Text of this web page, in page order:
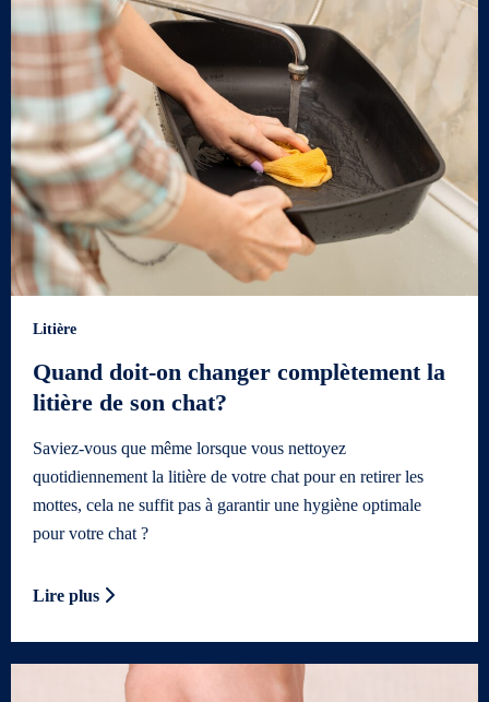
Litière
Quand doit-on changer complètement la
litière de son chat?
Saviez-vous que même lorsque vous nettoyez
quotidiennement la litière de votre chat pour en retirer les
mottes, cela ne suffit pas à garantir une hygiène optimale
pour votre chat ?
Lire plus